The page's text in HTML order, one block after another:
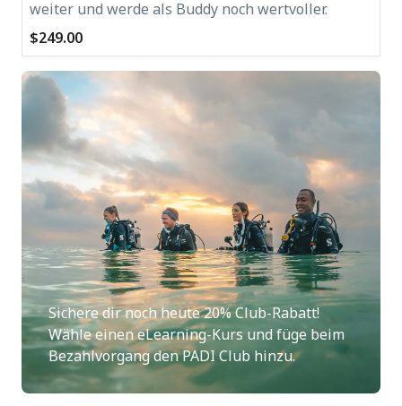
weiter und werde als Buddy noch wertvoller.
$249.00
Sichere dir noch heute 20% Club-Rabatt!
Wähle einen eLearning-Kurs und füge beim
Bezahlvorgang den PADI Club hinzu.